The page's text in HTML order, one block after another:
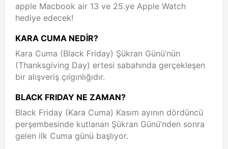
apple Macbook air 13 ve 25.ye Apple Watch
hediye edecek!
KARA CUMA NEDİR?
Kara Cuma (Black Friday) Şükran Günü’nün
(Thanksgiving Day) ertesi sabahında gerçekleşen
bir alışveriş çılgınlığıdır.
BLACK FRIDAY NE ZAMAN?
Black Friday (Kara Cuma) Kasım ayının dördüncü
perşembesinde kutlanan Şükran Günü’nden sonra
gelen ilk Cuma günü başlıyor.